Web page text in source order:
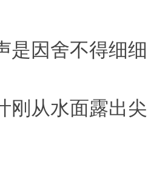
是因舍不得细
刚从水面露出